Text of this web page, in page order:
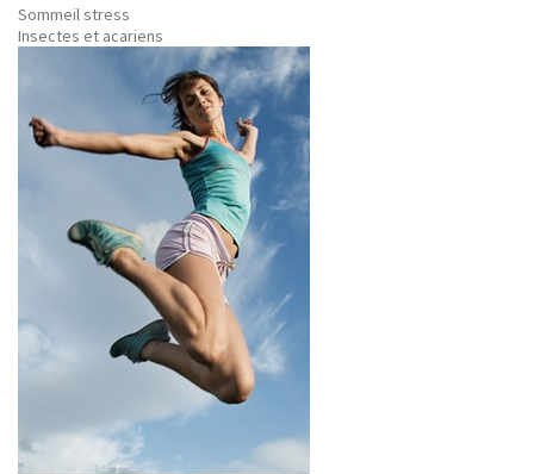
Sommeil stress
Insectes et acariens